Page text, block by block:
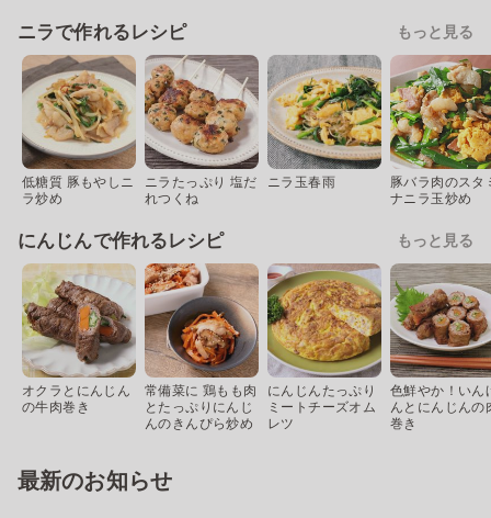
ニラで作れるレシピ もっと見る
低糖質 豚もやしニ
ラ炒め
ニラたっぷり 塩だ
れつくね
ニラ玉春雨
豚バラ肉のスタ
ナニラ玉炒め
にんじんで作れるレシピ もっと見る
オクラとにんじん
の牛肉巻き
常備菜に 鶏もも肉
とたっぷりにんじ
んのきんぴら炒め
にんじんたっぷり
ミートチーズオム
レツ
色鮮やか！いん
んとにんじんの
巻き
最新のお知らせ